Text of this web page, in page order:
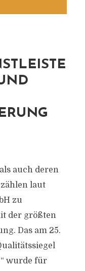
auch deren
laut
zu
der größten
Das am 25.
wurde für